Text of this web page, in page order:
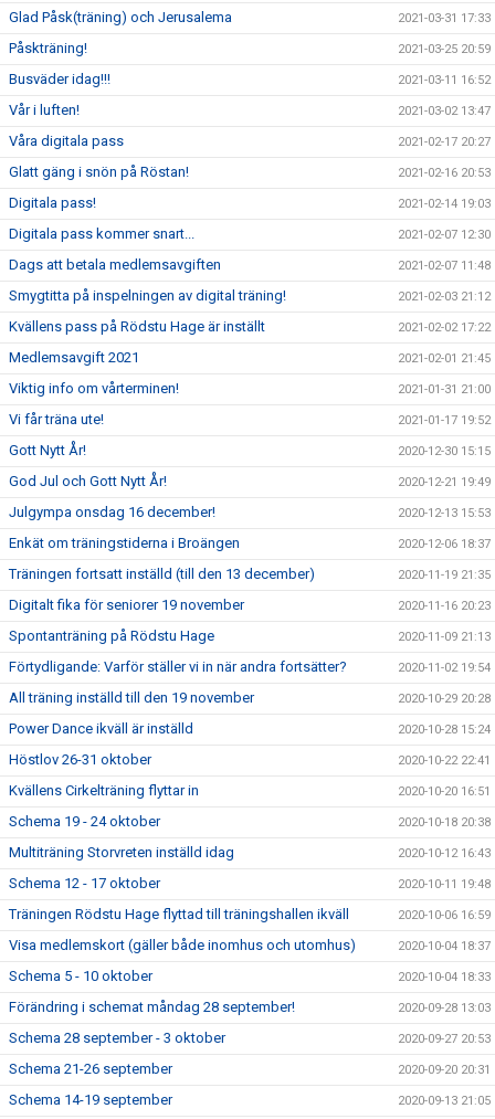
Glad Påsk(träning) och Jerusalema 2021-03-31 17:33
Påskträning! 2021-03-25 20:59
Busväder idag!!! 2021-03-11 16:52
Vår i luften! 2021-03-02 13:47
Våra digitala pass 2021-02-17 20:27
Glatt gäng i snön på Röstan! 2021-02-16 20:53
Digitala pass! 2021-02-14 19:03
Digitala pass kommer snart... 2021-02-07 12:30
Dags att betala medlemsavgiften 2021-02-07 11:48
Smygtitta på inspelningen av digital träning! 2021-02-03 21:12
Kvällens pass på Rödstu Hage är inställt 2021-02-02 17:22
Medlemsavgift 2021 2021-02-01 21:45
Viktig info om vårterminen! 2021-01-31 21:00
Vi får träna ute! 2021-01-17 19:52
Gott Nytt År! 2020-12-30 15:15
God Jul och Gott Nytt År! 2020-12-21 19:49
Julgympa onsdag 16 december! 2020-12-13 15:53
Enkät om träningstiderna i Broängen 2020-12-06 18:37
Träningen fortsatt inställd (till den 13 december) 2020-11-19 21:35
Digitalt fika för seniorer 19 november 2020-11-16 20:23
Spontanträning på Rödstu Hage 2020-11-09 21:13
Förtydligande: Varför ställer vi in när andra fortsätter? 2020-11-02 19:54
All träning inställd till den 19 november 2020-10-29 20:28
Power Dance ikväll är inställd 2020-10-28 15:24
Höstlov 26-31 oktober 2020-10-22 22:41
Kvällens Cirkelträning flyttar in 2020-10-20 16:51
Schema 19 - 24 oktober 2020-10-18 20:38
Multiträning Storvreten inställd idag 2020-10-12 16:43
Schema 12 - 17 oktober 2020-10-11 19:48
Träningen Rödstu Hage flyttad till träningshallen ikväll 2020-10-06 16:59
Visa medlemskort (gäller både inomhus och utomhus) 2020-10-04 18:37
Schema 5 - 10 oktober 2020-10-04 18:33
Förändring i schemat måndag 28 september! 2020-09-28 13:03
Schema 28 september - 3 oktober 2020-09-27 20:53
Schema 21-26 september 2020-09-20 20:31
Schema 14-19 september 2020-09-13 21:05